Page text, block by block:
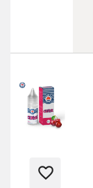
favorite_border